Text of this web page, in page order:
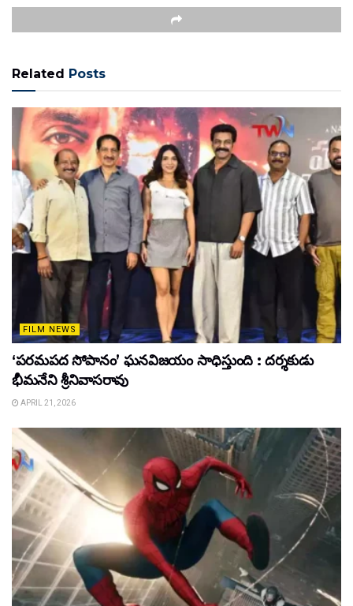
Related Posts
FILM NEWS
‘పరమపద సోపానం’ ఘనవిజయం సాధిస్తుంది : దర్శకుడు
భీమనేని శ్రీనివాసరావు
APRIL 21, 2026